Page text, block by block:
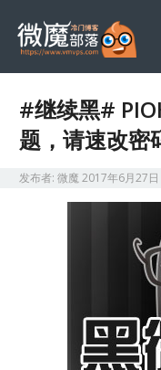
#继续黑#
题，请速改密
发布者:微魔2017年6月27日